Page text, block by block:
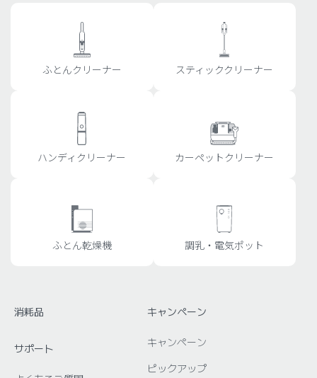
ふとんクリーナー スティッククリーナー
ハンディクリーナー カーペットクリーナー
ふとん乾燥機 調乳・電気ポット
消耗品
サポート
キャンペーン
キャンペーン
ピックアップ